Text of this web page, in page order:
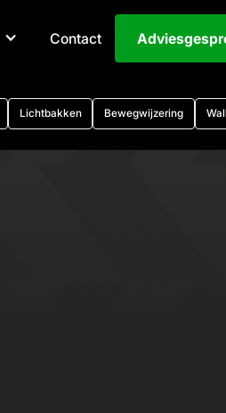
Contact
Lichtbakken Bewegwijzering